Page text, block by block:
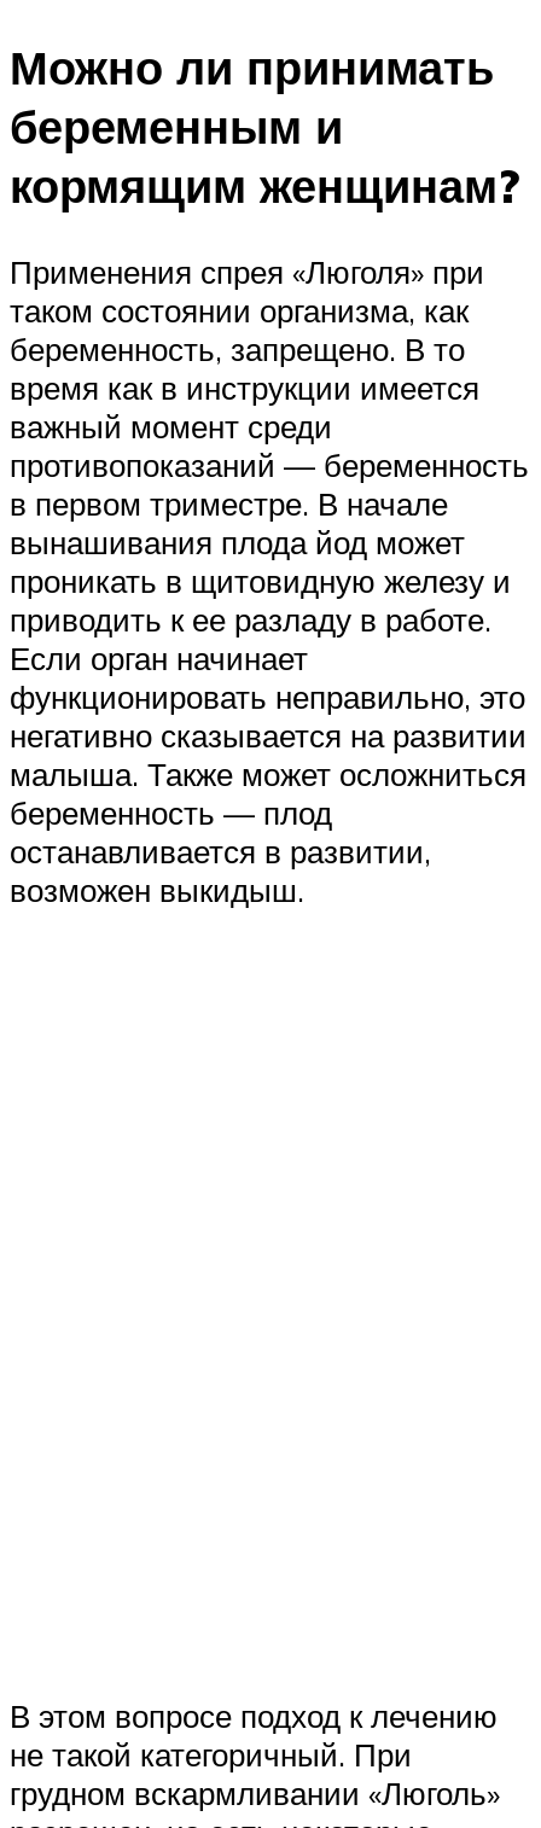
Можно ли принимать
беременным и
кормящим женщинам?
Применения спрея «Люголя» при
таком состоянии организма, как
беременность, запрещено. В то
время как в инструкции имеется
важный момент среди
противопоказаний — беременность
в первом триместре. В начале
вынашивания плода йод может
проникать в щитовидную железу и
приводить к ее разладу в работе.
Если орган начинает
функционировать неправильно, это
негативно сказывается на развитии
малыша. Также может осложниться
беременность — плод
останавливается в развитии,
возможен выкидыш.
В этом вопросе подход к лечению
не такой категоричный. При
грудном вскармливании «Люголь»